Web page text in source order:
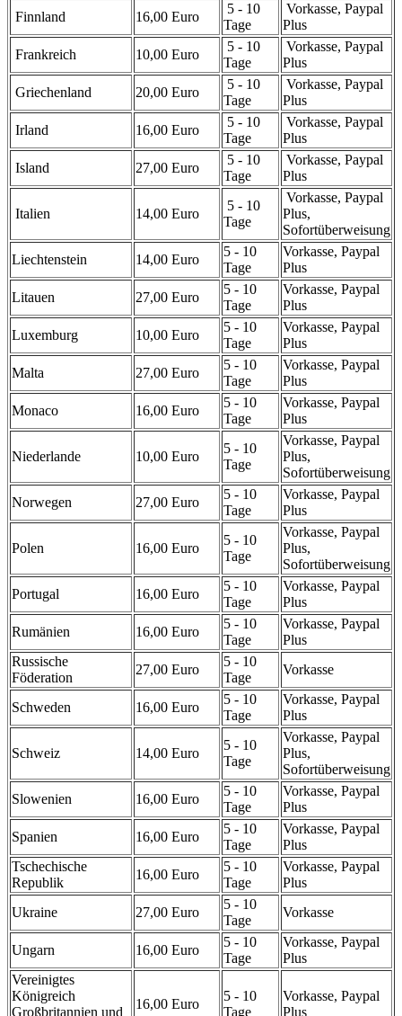
Finnland
16,00 Euro
5 - 10
Tage
Vorkasse, Paypal
Plus
Frankreich
10,00 Euro
5 - 10
Tage
Vorkasse, Paypal
Plus
Griechenland
20,00 Euro
5 - 10
Tage
Vorkasse, Paypal
Plus
Irland
16,00 Euro
5 - 10
Tage
Vorkasse, Paypal
Plus
Island
27,00 Euro
5 - 10
Tage
Vorkasse, Paypal
Plus
Italien 14,00 Euro
5 - 10
Tage
Vorkasse, Paypal
Plus,
Sofortüberweisung
Liechtenstein
14,00 Euro
5 - 10
Tage
Vorkasse, Paypal
Plus
Litauen
27,00 Euro
5 - 10
Tage
Vorkasse, Paypal
Plus
Luxemburg
10,00 Euro
5 - 10
Tage
Vorkasse, Paypal
Plus
Malta
27,00 Euro
5 - 10
Tage
Vorkasse, Paypal
Plus
Monaco
16,00 Euro
5 - 10
Tage
Vorkasse, Paypal
Plus
Niederlande 10,00 Euro
5 - 10
Tage
Vorkasse, Paypal
Plus,
Sofortüberweisung
Norwegen
27,00 Euro
5 - 10
Tage
Vorkasse, Paypal
Plus
Polen 16,00 Euro
5 - 10
Tage
Vorkasse, Paypal
Plus,
Sofortüberweisung
Portugal
16,00 Euro
5 - 10
Tage
Vorkasse, Paypal
Plus
Rumänien
16,00 Euro
5 - 10
Tage
Vorkasse, Paypal
Plus
Russische
Föderation
27,00 Euro
5 - 10
Tage
Vorkasse
Schweden 16,00 Euro
5 - 10
Tage
Vorkasse, Paypal
Plus
Schweiz 14,00 Euro
5 - 10
Tage
Vorkasse, Paypal
Plus,
Sofortüberweisung
Slowenien
16,00 Euro
5 - 10
Tage
Vorkasse, Paypal
Plus
Spanien
16,00 Euro
5 - 10
Tage
Vorkasse, Paypal
Plus
Tschechische
Republik
16,00 Euro
5 - 10
Tage
Vorkasse, Paypal
Plus
Ukraine
27,00 Euro
5 - 10
Tage
Vorkasse
Ungarn 16,00 Euro
5 - 10
Tage
Vorkasse, Paypal
Plus
Vereinigtes
Königreich
Großbritannien und
16,00 Euro
5 - 10
Tage
Vorkasse, Paypal
Plus